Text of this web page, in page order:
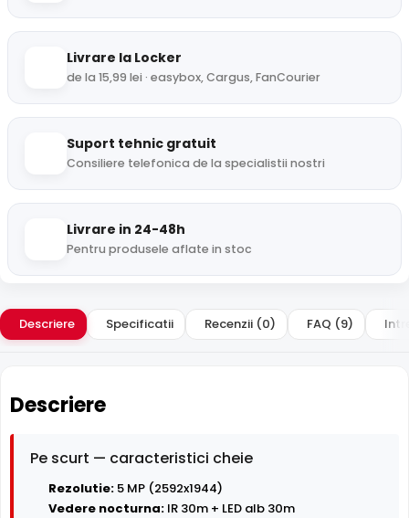
Livrare la Locker
de la 15,99 lei · easybox, Cargus, FanCourier
Suport tehnic gratuit
Consiliere telefonica de la specialistii nostri
Livrare in 24-48h
Pentru produsele aflate in stoc
Descriere Specificatii Recenzii (0) FAQ (9)
Descriere
Pe scurt — caracteristici cheie
Rezolutie: 5 MP (2592x1944)
Vedere nocturna: IR 30m + LED alb 30m